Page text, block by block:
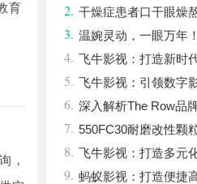
育
，
声乳化 + 全系列人工晶
2. 干燥症患者口干眼燥
缓过来？老中医：一张辨
回津液
3. 温婉灵动，一眼万年
眉眼唇，才是你整张脸的
女生的气质加分项
4. 飞牛影视：打造新时
体验平台
5. 飞牛影视：引领数字
创新平台
6. 深入解析The Row品
范与设计哲学
7. 550FC30耐磨改性颗
的新选择
8. 飞牛影视：打造多元
视界
9. 蚂蚁影视：打造便捷